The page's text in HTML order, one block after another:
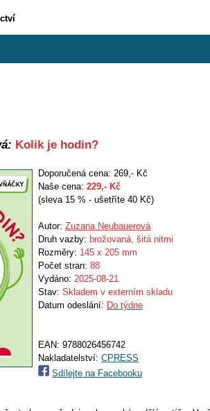
Kolik je hodin?
Doporučená cena: 269,- Kč
Naše cena: 229,- Kč
(sleva 15 % - ušetříte 40 Kč)
Autor: Zuzana Neubauerová
Druh vazby: brožovaná, šitá nitmi
Rozměry: 145 x 205 mm
Počet stran: 88
Vydáno: 2025-08-21
Stav: Skladem v externím skladu
Datum odeslání: Do týdne
EAN: 9788026456742
Nakladatelství: CPRESS
Sdílejte na Facebooku